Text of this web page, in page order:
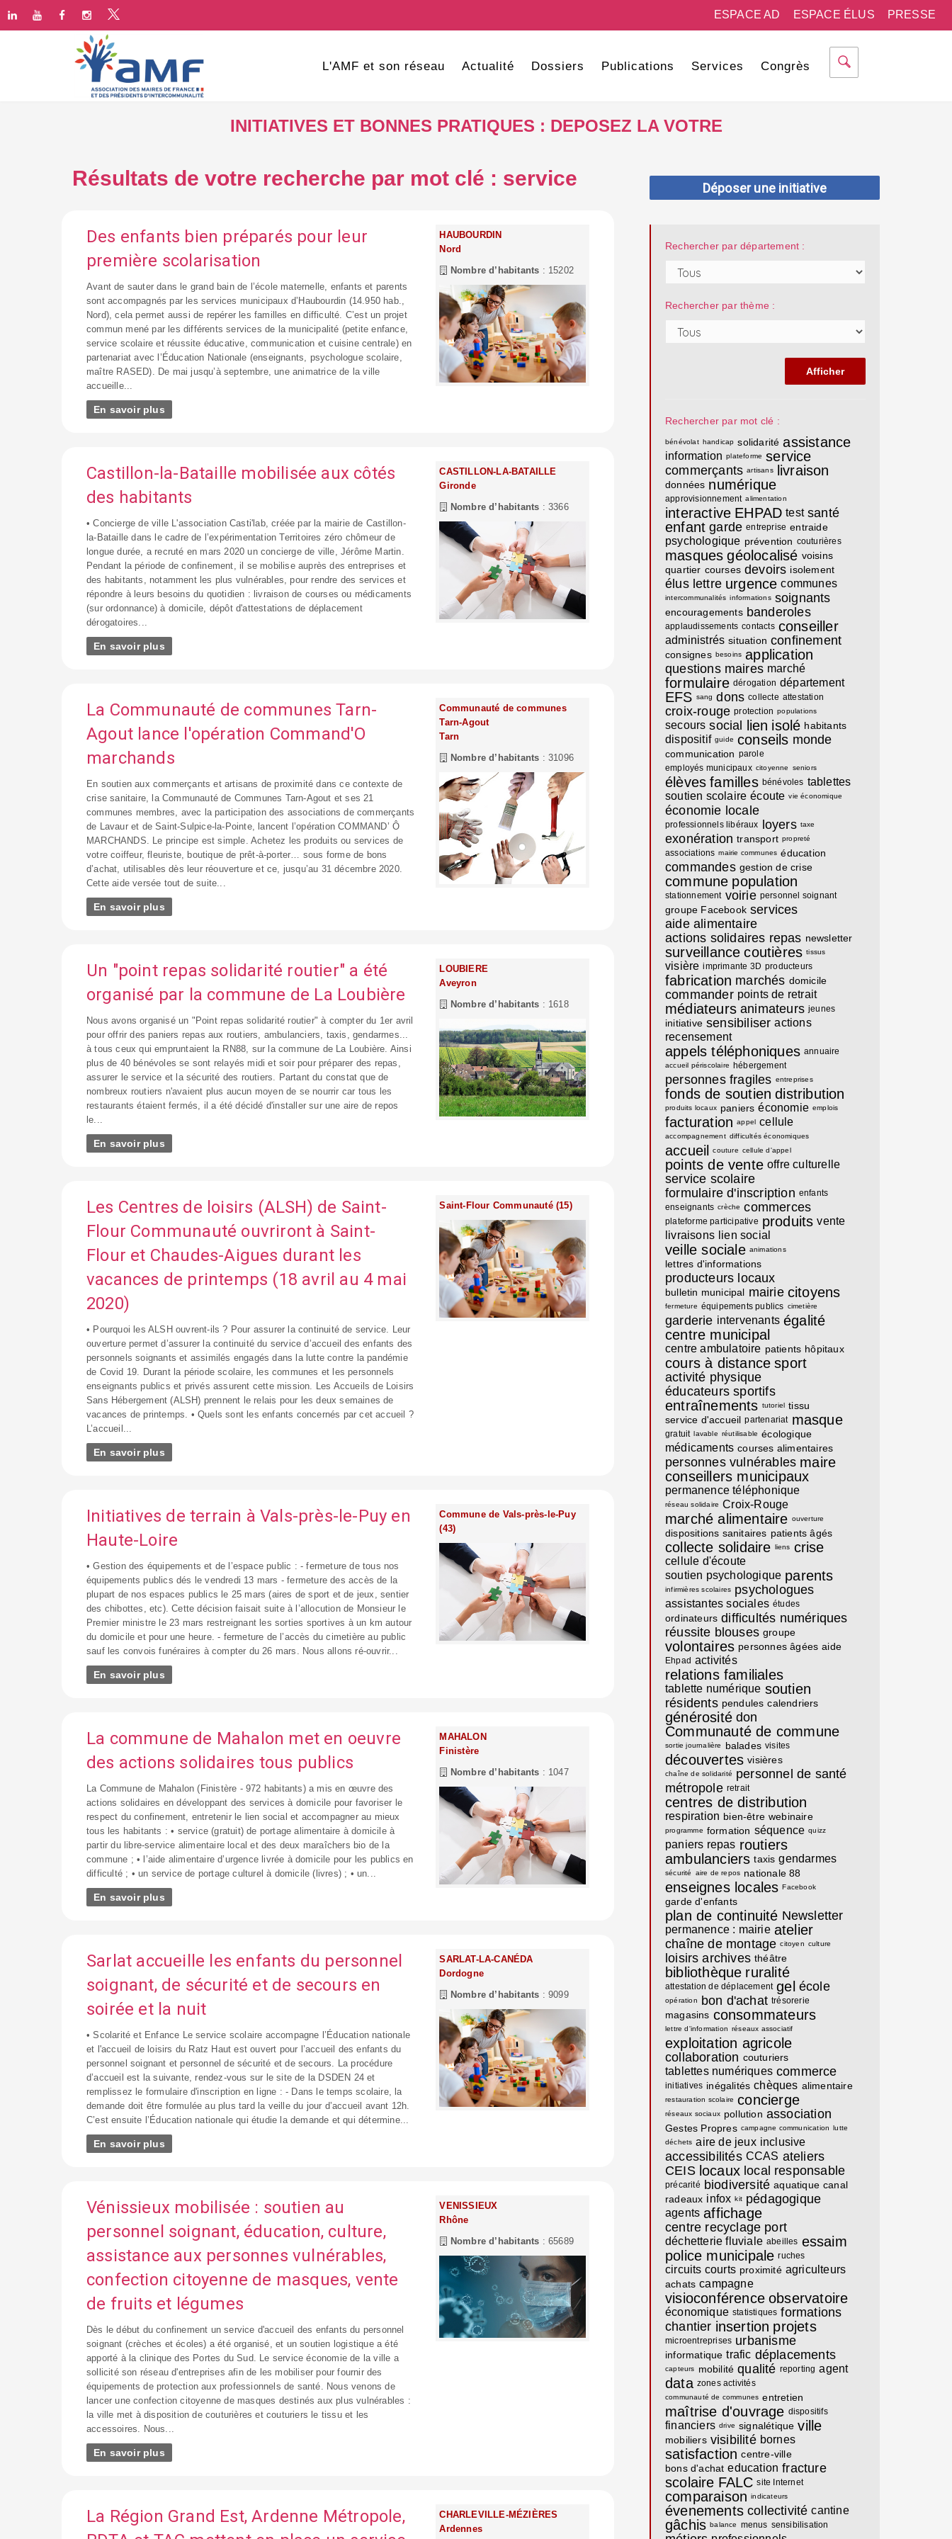
PRESSE
ESPACE ÉLUS
ESPACE AD
L'AMF et son réseau Actualité Dossiers Publications Services Congrès
INITIATIVES ET BONNES PRATIQUES : DEPOSEZ LA VOTRE
Résultats de votre recherche par mot clé : service Déposer une initiative
Des enfants bien préparés pour leur
première scolarisation
Avant de sauter dans le grand bain de l’école maternelle, enfants et parents
sont accompagnés par les services municipaux d’Haubourdin (14.950 hab.,
Nord), cela permet aussi de repérer les familles en difficulté. C’est un projet
commun mené par les différents services de la municipalité (petite enfance,
service scolaire et réussite éducative, communication et cuisine centrale) en
partenariat avec l’Éducation Nationale (enseignants, psychologue scolaire,
maître RASED). De mai jusqu’à septembre, une animatrice de la ville
accueille...
En savoir plus
HAUBOURDIN
Nord
Nombre d’habitants : 15202
Castillon-la-Bataille mobilisée aux côtés
des habitants
• Concierge de ville L'association Casti'lab, créée par la mairie de Castillon-
la-Bataille dans le cadre de l’expérimentation Territoires zéro chômeur de
longue durée, a recruté en mars 2020 un concierge de ville, Jérôme Martin.
Pendant la période de confinement, il se mobilise auprès des entreprises et
des habitants, notamment les plus vulnérables, pour rendre des services et
répondre à leurs besoins du quotidien : livraison de courses ou médicaments
(sur ordonnance) à domicile, dépôt d'attestations de déplacement
dérogatoires...
En savoir plus
CASTILLON-LA-BATAILLE
Gironde
Nombre d’habitants : 3366
La Communauté de communes Tarn-
Agout lance l'opération Command'O
marchands
En soutien aux commerçants et artisans de proximité dans ce contexte de
crise sanitaire, la Communauté de Communes Tarn-Agout et ses 21
communes membres, avec la participation des associations de commerçants
de Lavaur et de Saint-Sulpice-la-Pointe, lancent l’opération COMMAND’ Ô
MARCHANDS. Le principe est simple. Achetez les produits ou services de
votre coiffeur, fleuriste, boutique de prêt-à-porter… sous forme de bons
d’achat, utilisables dès leur réouverture et ce, jusqu’au 31 décembre 2020.
Cette aide versée tout de suite...
En savoir plus
Communauté de communes
Tarn-Agout
Tarn
Nombre d’habitants : 31096
Un "point repas solidarité routier" a été
organisé par la commune de La Loubière
Nous avons organisé un "Point repas solidarité routier" à compter du 1er avril
pour offrir des paniers repas aux routiers, ambulanciers, taxis, gendarmes...
à tous ceux qui empruntaient la RN88, sur la commune de La Loubière. Ainsi
plus de 40 bénévoles se sont relayés midi et soir pour préparer des repas,
assurer le service et la sécurité des routiers. Partant du constat que de
nombreux routiers n'avaient plus aucun moyen de se nourrir car tous les
restaurants étaient fermés, il a été décidé d'installer sur une aire de repos
le...
En savoir plus
LOUBIERE
Aveyron
Nombre d’habitants : 1618
Les Centres de loisirs (ALSH) de Saint-
Flour Communauté ouvriront à Saint-
Flour et Chaudes-Aigues durant les
vacances de printemps (18 avril au 4 mai
2020)
• Pourquoi les ALSH ouvrent-ils ? Pour assurer la continuité de service. Leur
ouverture permet d’assurer la continuité du service d’accueil des enfants des
personnels soignants et assimilés engagés dans la lutte contre la pandémie
de Covid 19. Durant la période scolaire, les communes et les personnels
enseignants publics et privés assurent cette mission. Les Accueils de Loisirs
Sans Hébergement (ALSH) prennent le relais pour les deux semaines de
vacances de printemps. • Quels sont les enfants concernés par cet accueil ?
L’accueil...
En savoir plus
Saint-Flour Communauté (15)
Initiatives de terrain à Vals-près-le-Puy en
Haute-Loire
• Gestion des équipements et de l’espace public : - fermeture de tous nos
équipements publics dés le vendredi 13 mars - fermeture des accès de la
plupart de nos espaces publics le 25 mars (aires de sport et de jeux, sentier
des chibottes, etc). Cette décision faisait suite à l’allocution de Monsieur le
Premier ministre le 23 mars restreignant les sorties sportives à un km autour
du domicile et pour une heure. - fermeture de l’accès du cimetière au public
sauf les convois funéraires à compter du 26 mars. Nous allons ré-ouvrir...
En savoir plus
Commune de Vals-près-le-Puy
(43)
La commune de Mahalon met en oeuvre
des actions solidaires tous publics
La Commune de Mahalon (Finistère - 972 habitants) a mis en œuvre des
actions solidaires en développant des services à domicile pour favoriser le
respect du confinement, entretenir le lien social et accompagner au mieux
tous les habitants : • service (gratuit) de portage alimentaire à domicile à
partir du libre-service alimentaire local et des deux maraîchers bio de la
commune ; • l’aide alimentaire d’urgence livrée à domicile pour les publics en
difficulté ; • un service de portage culturel à domicile (livres) ; • un...
En savoir plus
MAHALON
Finistère
Nombre d’habitants : 1047
Sarlat accueille les enfants du personnel
soignant, de sécurité et de secours en
soirée et la nuit
• Scolarité et Enfance Le service scolaire accompagne l’Éducation nationale
et l'accueil de loisirs du Ratz Haut est ouvert pour l’accueil des enfants du
personnel soignant et personnel de sécurité et de secours. La procédure
d’accueil est la suivante, rendez-vous sur le site de la DSDEN 24 et
remplissez le formulaire d'inscription en ligne : - Dans le temps scolaire, la
demande doit être formulée au plus tard la veille du jour d’accueil avant 12h.
C’est ensuite l’Éducation nationale qui étudie la demande et qui détermine...
En savoir plus
SARLAT-LA-CANÉDA
Dordogne
Nombre d’habitants : 9099
Vénissieux mobilisée : soutien au
personnel soignant, éducation, culture,
assistance aux personnes vulnérables,
confection citoyenne de masques, vente
de fruits et légumes
Dès le début du confinement un service d'accueil des enfants du personnel
soignant (crèches et écoles) a été organisé, et un soutien logistique a été
apporté à la clinique des Portes du Sud. Le service économie de la ville a
sollicité son réseau d'entreprises afin de les mobiliser pour fournir des
équipements de protection aux professionnels de santé. Nous venons de
lancer une confection citoyenne de masques destinés aux plus vulnérables :
la ville met à disposition de couturières et couturiers le tissu et les
accessoires. Nous...
En savoir plus
VENISSIEUX
Rhône
Nombre d’habitants : 65689
La Région Grand Est, Ardenne Métropole,
CHARLEVILLE-MÉZIÈRES
Ardennes
Rechercher par département :
Rechercher par thème :
Rechercher par mot clé :
bénévolat handicap solidarité assistance
information plateforme service
commerçants artisans livraison
données numérique
approvisionnement alimentation
interactive EHPAD test santé
enfant garde entreprise entraide
psychologique prévention couturières
masques géolocalisé voisins
quartier courses devoirs isolement
élus lettre urgence communes
intercommunalités informations soignants
encouragements banderoles
applaudissements contacts conseiller
administrés situation confinement
consignes besoins application
questions maires marché
formulaire dérogation département
EFS sang dons collecte attestation
croix-rouge protection populations
secours social lien isolé habitants
dispositif guide conseils monde
communication parole
employés municipaux citoyenne seniors
élèves familles bénévoles tablettes
soutien scolaire écoute vie économique
économie locale
professionnels libéraux loyers taxe
exonération transport propreté
associations mairie communes éducation
commandes gestion de crise
commune population
stationnement voirie personnel soignant
groupe Facebook services
aide alimentaire
actions solidaires repas newsletter
surveillance coutières tissus
visière imprimante 3D producteurs
fabrication marchés domicile
commander points de retrait
médiateurs animateurs jeunes
initiative sensibiliser actions
recensement
appels téléphoniques annuaire
accueil périscolaire hébergement
personnes fragiles entreprises
fonds de soutien distribution
produits locaux paniers économie emplois
facturation appel cellule
accompagnement difficultés économiques
accueil couture cellule d'appel
points de vente offre culturelle
service scolaire
formulaire d'inscription enfants
enseignants crèche commerces
plateforme participative produits vente
livraisons lien social
veille sociale animations
lettres d'informations
producteurs locaux
bulletin municipal mairie citoyens
fermeture équipements publics cimetière
garderie intervenants égalité
centre municipal
centre ambulatoire patients hôpitaux
cours à distance sport
activité physique
éducateurs sportifs
entraînements tutoriel tissu
service d'accueil partenariat masque
gratuit lavable réutilisable écologique
médicaments courses alimentaires
personnes vulnérables maire
conseillers municipaux
permanence téléphonique
réseau solidaire Croix-Rouge
marché alimentaire ouverture
dispositions sanitaires patients âgés
collecte solidaire liens crise
cellule d'écoute
soutien psychologique parents
infirmières scolaires psychologues
assistantes sociales études
ordinateurs difficultés numériques
réussite blouses groupe
volontaires personnes âgées aide
Ehpad activités
relations familiales
tablette numérique soutien
résidents pendules calendriers
générosité don
Communauté de commune
sortie journalière balades visites
découvertes visières
chaîne de solidarité
personnel de santé
métropole retrait
centres de distribution
respiration bien-être webinaire
programme formation séquence quizz
paniers repas routiers
ambulanciers taxis gendarmes
sécurité aire de repos nationale 88
enseignes locales Facebook
garde d'enfants
plan de continuité Newsletter
permanence : mairie atelier
chaîne de montage citoyen culture
loisirs archives théâtre
bibliothèque ruralité
attestation de déplacement gel école
opération bon d'achat trésorerie
magasins consommateurs
lettre d'information réseaux associatif
exploitation agricole
collaboration couturiers
tablettes numériques commerce
initiatives inégalités chèques alimentaire
restauration scolaire concierge
réseaux sociaux pollution association
Gestes Propres campagne communication lutte
déchets aire de jeux inclusive
accessibilités CCAS ateliers
CEIS locaux local responsable
précarité biodiversité aquatique canal
radeaux infox kit pédagogique
agents affichage
centre recyclage port
déchetterie fluviale abeilles essaim
police municipale ruches
circuits courts proximité agriculteurs
achats campagne
visioconférence observatoire
économique statistiques formations
chantier insertion projets
microentreprises urbanisme
informatique trafic déplacements
capteurs mobilité qualité reporting agent
data zones activités
communauté de communes entretien
maîtrise d'ouvrage dispositifs
financiers drive signalétique ville
mobiliers visibilité bornes
satisfaction centre-ville
bons d'achat education fracture
scolaire FALC site Internet
comparaison indicateurs
évenements collectivité cantine
gâchis balance menus sensibilisation